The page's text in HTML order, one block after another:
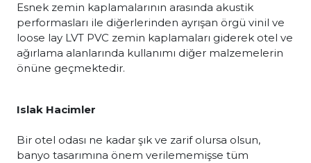
Esnek zemin kaplamalarının arasında akustik
performasları ile diğerlerinden ayrışan örgü vinil ve
loose lay LVT PVC zemin kaplamaları giderek otel ve
ağırlama alanlarında kullanımı diğer malzemelerin
önüne geçmektedir.
Islak Hacimler
Bir otel odası ne kadar şık ve zarif olursa olsun,
banyo tasarımına önem verilememişse tüm